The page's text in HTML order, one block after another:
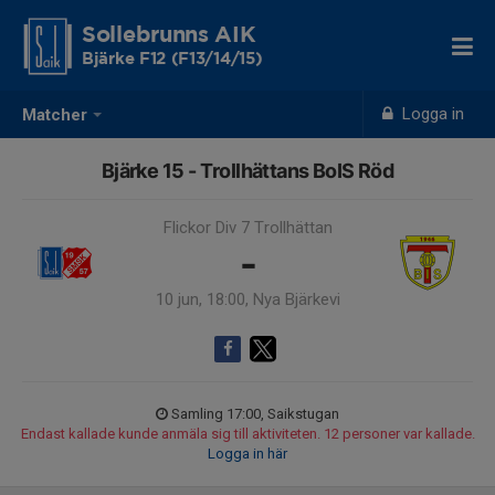
Matcher Logga in
Sollebrunns AIK
Bjärke F12 (F13/14/15)
Bjärke 15 - Trollhättans BoIS Röd
Flickor Div 7 Trollhättan
-
10 jun, 18:00, Nya Bjärkevi
Samling 17:00, Saikstugan
Endast kallade kunde anmäla sig till aktiviteten. 12 personer var kallade.
Logga in här